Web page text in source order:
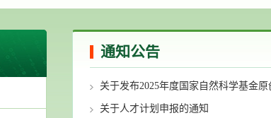
通知公告
关于发布2025年度国家自然科学基金
关于人才计划申报的通知